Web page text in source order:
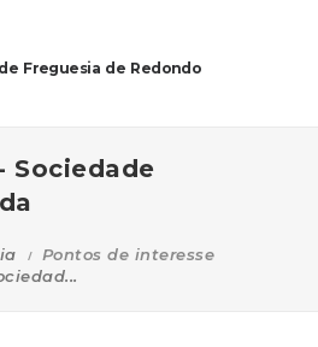
Freguesia de Redondo
Sociedade
Pontos de interesse